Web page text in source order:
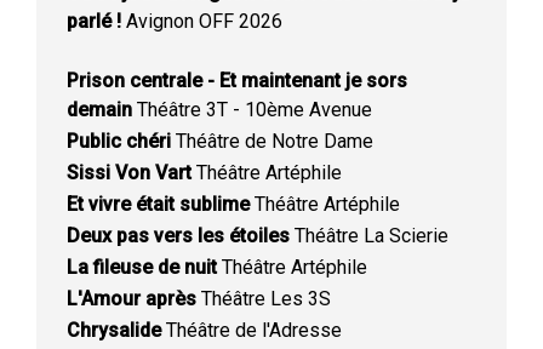
parlé ! Avignon OFF 2026
Prison centrale - Et maintenant je sors
demain Théâtre 3T - 10ème Avenue
Public chéri Théâtre de Notre Dame
Sissi Von VartThéâtre Artéphile
Et vivre était sublimeThéâtre Artéphile
Deux pas vers les étoiles Théâtre La Scierie
La fileuse de nuitThéâtre Artéphile
L'Amour après Théâtre Les 3S
ChrysalideThéâtre de l'Adresse